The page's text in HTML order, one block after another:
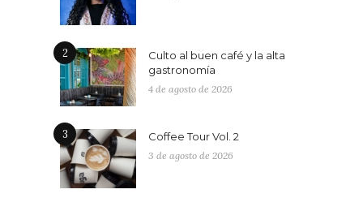
2
Culto al buen café y la alta
gastronomía
4 de agosto de 2026
3 Coffee Tour Vol. 2
3 de agosto de 2026